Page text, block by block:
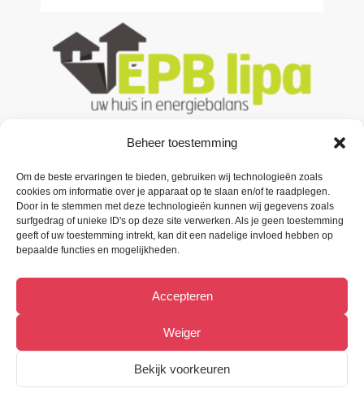
Beheer toestemming
Om de beste ervaringen te bieden, gebruiken wij technologieën zoals
cookies om informatie over je apparaat op te slaan en/of te raadplegen.
Door in te stemmen met deze technologieën kunnen wij gegevens zoals
surfgedrag of unieke ID's op deze site verwerken. Als je geen toestemming
geeft of uw toestemming intrekt, kan dit een nadelige invloed hebben op
bepaalde functies en mogelijkheden.
Accepteren
Weiger
Bekijk voorkeuren
Contacteer ons
Oude Baan 3 B1,
9200 Oudegem (Dendermonde).
BTW 0832.896.339
Bekijk Facebookpagina